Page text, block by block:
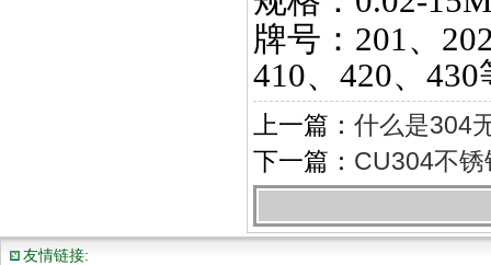
牌号： 201、
410、420、430
上一篇： 什么是304
下一篇： CU304不
友情链接: